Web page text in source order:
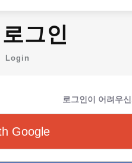
그인
Login
로그인이 어려우
Google